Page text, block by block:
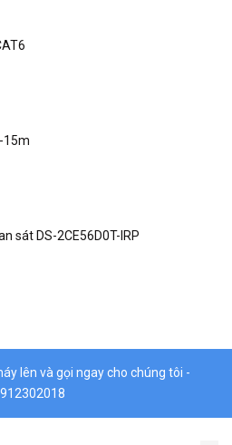
15m
sát DS-2CE56D0T-IRP
lên và gọi ngay cho chúng tôi -